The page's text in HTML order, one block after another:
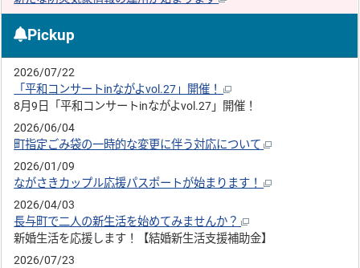
Pickup
2026/07/22
「平和コンサートinながよvol.27」開催！
8月9日「平和コンサートinながよvol.27」開催！
2026/06/04
町指定ごみ袋の一時的な変更に伴う対応について
2026/01/09
ながさきカップル応援パスポートが始まります！
2026/04/03
長与町で二人の新生活を始めてみませんか？
新婚生活を応援します！【結婚新生活支援補助金】
2026/07/23